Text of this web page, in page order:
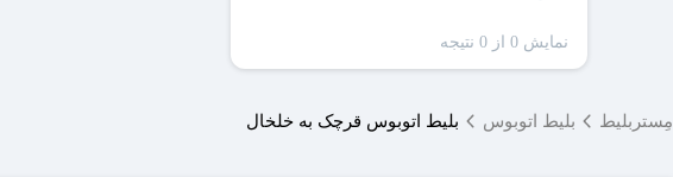
نمایش 0 از 0 نتیجه
مِستربلیط بلیط اتوبوس بلیط اتوبوس قرچک به خلخال